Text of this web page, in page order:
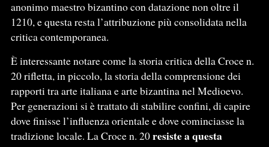
anonimo maestro bizantino con datazione non oltre il
1210, e questa resta l’attribuzione più consolidata nella
critica contemporanea.
È interessante notare come la storia critica della Croce n.
20 rifletta, in piccolo, la storia della comprensione dei
rapporti tra arte italiana e arte bizantina nel Medioevo.
Per generazioni si è trattato di stabilire confini, di capire
dove finisse l’influenza orientale e dove cominciasse la
tradizione locale. La Croce n. 20resiste a questa